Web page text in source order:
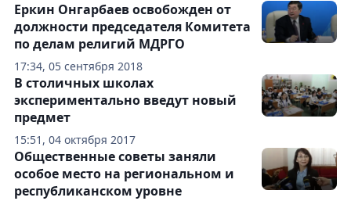
17:34, 05 сентября 2018
Еркин Онгарбаев освобожден от
должности председателя Комитета
по делам религий МДРГО
15:51, 04 октября 2017
В столичных школах
экспериментально введут новый
предмет
Общественные советы заняли
особое место на региональном и
республиканском уровне